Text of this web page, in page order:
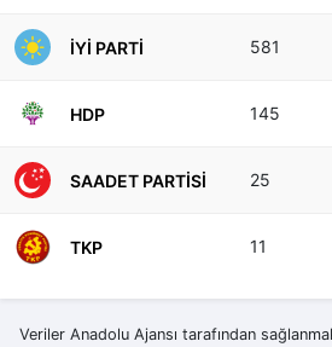
İYI PARTI 581
HDP 145
SAADET PARTISI 25
TKP 11
Veriler Anadolu Ajansı tarafından